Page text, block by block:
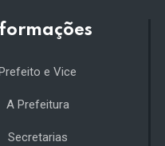
e Vice
A Prefeitura
Secretarias